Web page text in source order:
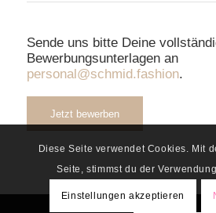
Sende uns bitte Deine
Bewerbungsunterlagen an
personal@schmid.fashion.
Jetzt bewerben
Diese Seite verwendet Cookies. Mit
Seite, stimmst du der
Einstellungen akzeptieren